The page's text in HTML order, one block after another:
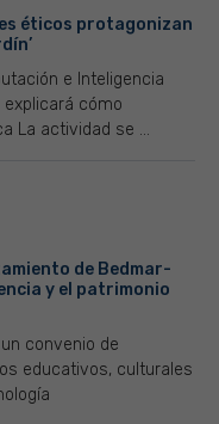
éticos protagonizan
e Inteligencia
explicará cómo
La actividad se ...
de Bedmar-
y el patrimonio
convenio de
educativos, culturales